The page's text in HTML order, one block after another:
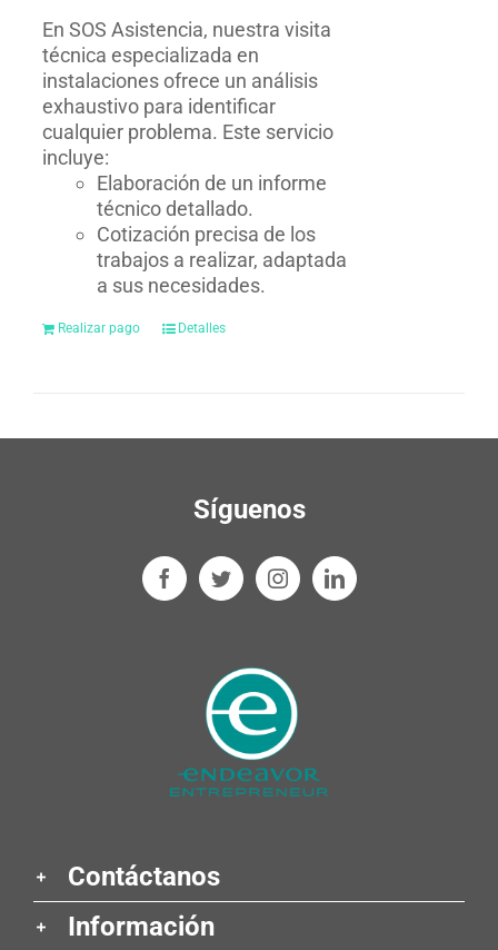
En SOS Asistencia, nuestra visita
técnica especializada en
instalaciones ofrece un análisis
exhaustivo para identificar
cualquier problema. Este servicio
incluye:
Elaboración de un informe
técnico detallado.
Cotización precisa de los
trabajos a realizar, adaptada
a sus necesidades.
Realizar pago Detalles
Síguenos
Contáctanos
Información